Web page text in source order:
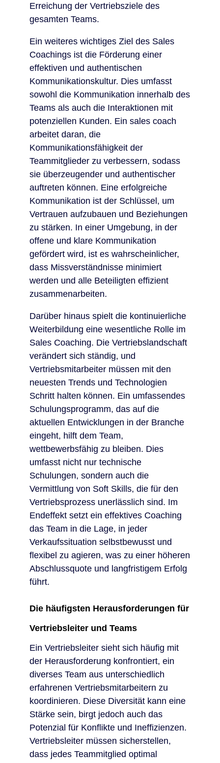
Erreichung der Vertriebsziele des
gesamten Teams.
Ein weiteres wichtiges Ziel des Sales
Coachings ist die Förderung einer
effektiven und authentischen
Kommunikationskultur. Dies umfasst
sowohl die Kommunikation innerhalb des
Teams als auch die Interaktionen mit
potenziellen Kunden. Ein sales coach
arbeitet daran, die
Kommunikationsfähigkeit der
Teammitglieder zu verbessern, sodass
sie überzeugender und authentischer
auftreten können. Eine erfolgreiche
Kommunikation ist der Schlüssel, um
Vertrauen aufzubauen und Beziehungen
zu stärken. In einer Umgebung, in der
offene und klare Kommunikation
gefördert wird, ist es wahrscheinlicher,
dass Missverständnisse minimiert
werden und alle Beteiligten effizient
zusammenarbeiten.
Darüber hinaus spielt die kontinuierliche
Weiterbildung eine wesentliche Rolle im
Sales Coaching. Die Vertriebslandschaft
verändert sich ständig, und
Vertriebsmitarbeiter müssen mit den
neuesten Trends und Technologien
Schritt halten können. Ein umfassendes
Schulungsprogramm, das auf die
aktuellen Entwicklungen in der Branche
eingeht, hilft dem Team,
wettbewerbsfähig zu bleiben. Dies
umfasst nicht nur technische
Schulungen, sondern auch die
Vermittlung von Soft Skills, die für den
Vertriebsprozess unerlässlich sind. Im
Endeffekt setzt ein effektives Coaching
das Team in die Lage, in jeder
Verkaufssituation selbstbewusst und
flexibel zu agieren, was zu einer höheren
Abschlussquote und langfristigem Erfolg
führt.
Die häufigsten Herausforderungen für
Vertriebsleiter und Teams
Ein Vertriebsleiter sieht sich häufig mit
der Herausforderung konfrontiert, ein
diverses Team aus unterschiedlich
erfahrenen Vertriebsmitarbeitern zu
koordinieren. Diese Diversität kann eine
Stärke sein, birgt jedoch auch das
Potenzial für Konflikte und Ineffizienzen.
Vertriebsleiter müssen sicherstellen,
dass jedes Teammitglied optimal